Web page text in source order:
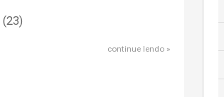
continue lendo